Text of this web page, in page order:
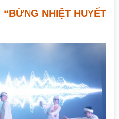
“BỪNG NHIỆT HUYẾT